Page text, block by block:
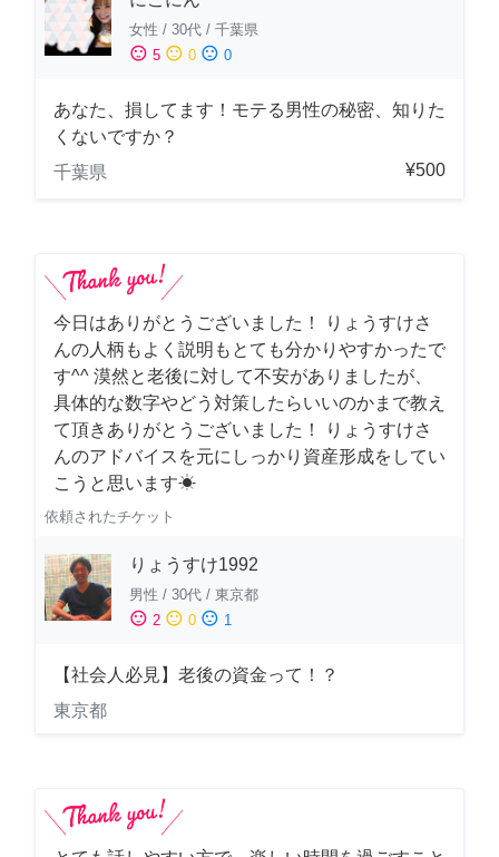
女性 / 30代 / 千葉県
sentiment_satisfied 5 sentiment_neutral 0 sentiment_dissatisfied 0
あなた、損してます！モテる男性の秘密、知りた
くないですか？
千葉県
¥500
今日はありがとうございました！ りょうすけさ
んの人柄もよく説明もとても分かりやすかったで
す^^ 漠然と老後に対して不安がありましたが、
具体的な数字やどう対策したらいいのかまで教え
て頂きありがとうございました！ りょうすけさ
んのアドバイスを元にしっかり資産形成をしてい
こうと思います☀︎
依頼されたチケット
りょうすけ1992
男性 / 30代 / 東京都
sentiment_satisfied 2 sentiment_neutral 0 sentiment_dissatisfied 1
【社会人必見】老後の資金って！？
東京都